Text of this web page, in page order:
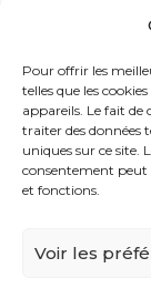
Pour offrir les
telles que les
appareils. Le fait de
traiter des données
uniques sur ce site.
consentement peut
et fonctions.
Voir les
© Tous